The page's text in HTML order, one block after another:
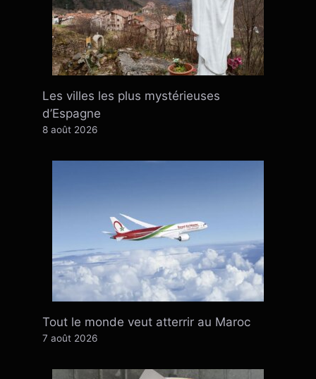
Les villes les plus mystérieuses
d’Espagne
8 août 2026
Tout le monde veut atterrir au Maroc
7 août 2026